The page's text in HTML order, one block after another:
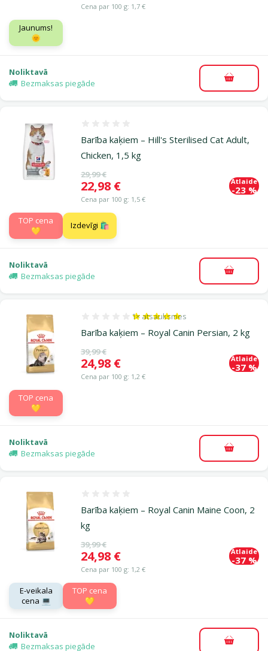
Cena par 100 g: 1,7 €
Jaunums!
🌞
Noliktavā
Bezmaksas piegāde
Barība kaķiem – Hill's Sterilised Cat Adult,
Chicken, 1,5 kg
Oriģinālā cena
29,99 €
Cena
22,98 €
Cena par 100 g: 1,5 €
Atlaide
-23 %
TOP cena
💛
Izdevīgi 🛍️
Noliktavā
Bezmaksas piegāde
Barība kaķiem – Royal Canin Persian, 2 kg
Atsauksmes 100%, reitingu skaits: 1
1× atsauksmes
Oriģinālā cena
39,99 €
Cena
24,98 €
Cena par 100 g: 1,2 €
Atlaide
-37 %
TOP cena
💛
Noliktavā
Bezmaksas piegāde
Barība kaķiem – Royal Canin Maine Coon, 2
kg
Oriģinālā cena
39,99 €
Cena
24,98 €
Cena par 100 g: 1,2 €
Atlaide
-37 %
E-veikala
cena 💻
TOP cena
💛
Noliktavā
Bezmaksas piegāde